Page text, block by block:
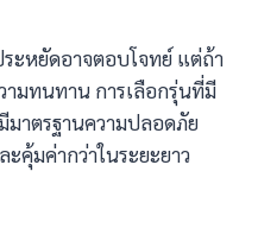
ะหยัดอาจตอบโจทย์ แต่ถ้า
มทนทาน การเลือกรุ่นที่มี
มาตรฐานความปลอดภัย
คุ้มค่ากว่าในระยะยาว